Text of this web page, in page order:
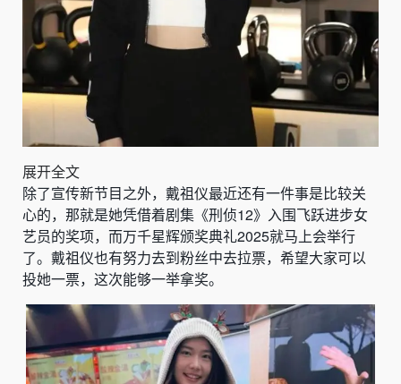
展开全文
除了宣传新节目之外，戴祖仪最近还有一件事是比较关
心的，那就是她凭借着剧集《刑侦12》入围飞跃进步女
艺员的奖项，而万千星辉颁奖典礼2025就马上会举行
了。戴祖仪也有努力去到粉丝中去拉票，希望大家可以
投她一票，这次能够一举拿奖。